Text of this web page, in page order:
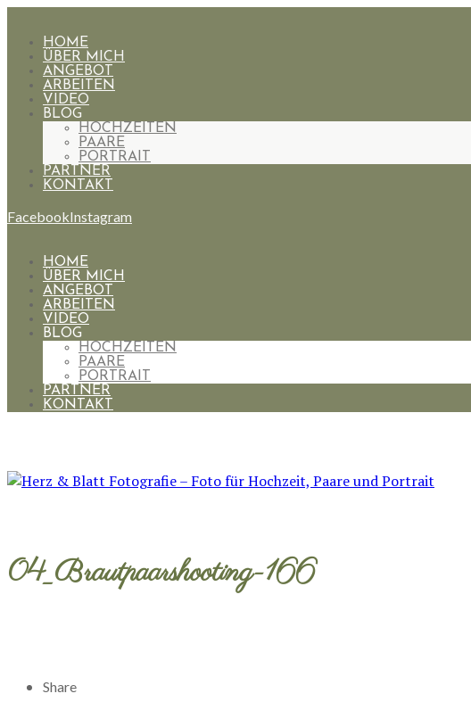
HOME
ÜBER MICH
ANGEBOT
ARBEITEN
VIDEO
BLOG
HOCHZEITEN
PAARE
PORTRAIT
PARTNER
KONTAKT
FacebookInstagram
HOME
ÜBER MICH
ANGEBOT
ARBEITEN
VIDEO
BLOG
HOCHZEITEN
PAARE
PORTRAIT
PARTNER
KONTAKT
04_Brautpaarshooting-166
Share